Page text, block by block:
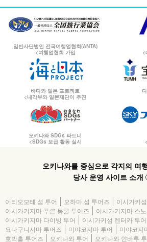
일반사단법인 전국여행업협회(ANTA)
<여행업협회 가입
<
바다와 일본 프로젝트
<내각부와 일본재단이 추진
오키나와 SDGs 파트너
<SDGs 보급 활동 실시
오키나와를 중심으로 각지의 여
당사 운영 사이트 소개
이리오모테 섬 투어 오하마 섬 투어즈
이시가키
이시가키지마 푸른 동굴 투어즈
이시가키지마 스
이시가키지마 다이빙 투어
이시가키섬 렌터카 투
요나구니시마 투어즈
미야코지마 투어
미야코지
호박홀 투어즈
오키나와 투어 오키나와 얀바루